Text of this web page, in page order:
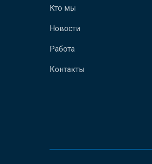
Кто мы
Новости
Работа
Контакты